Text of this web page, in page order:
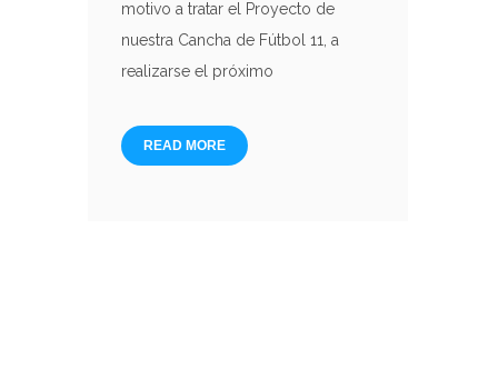
motivo a tratar el Proyecto de
nuestra Cancha de Fútbol 11, a
realizarse el próximo
READ MORE